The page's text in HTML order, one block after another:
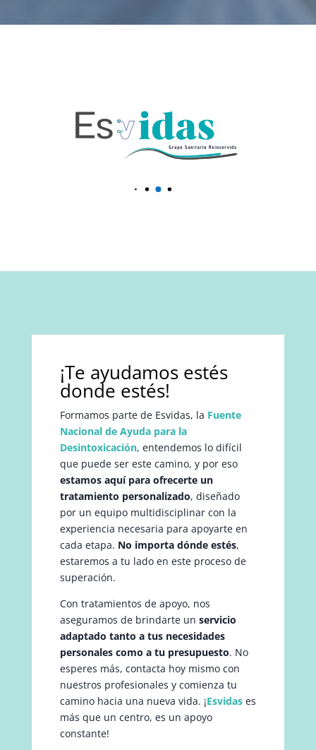
¡Te ayudamos estés
donde estés!
Formamos parte de Esvidas, la Fuente
Nacional de Ayuda para la
Desintoxicación, entendemos lo difícil
que puede ser este camino, y por eso
estamos aquí para ofrecerte un
tratamiento personalizado, diseñado
por un equipo multidisciplinar con la
experiencia necesaria para apoyarte en
cada etapa. No importa dónde estés,
estaremos a tu lado en este proceso de
superación.
Con tratamientos de apoyo, nos
aseguramos de brindarte un servicio
adaptado tanto a tus necesidades
personales como a tu presupuesto. No
esperes más, contacta hoy mismo con
nuestros profesionales y comienza tu
camino hacia una nueva vida. ¡Esvidas es
más que un centro, es un apoyo
constante!